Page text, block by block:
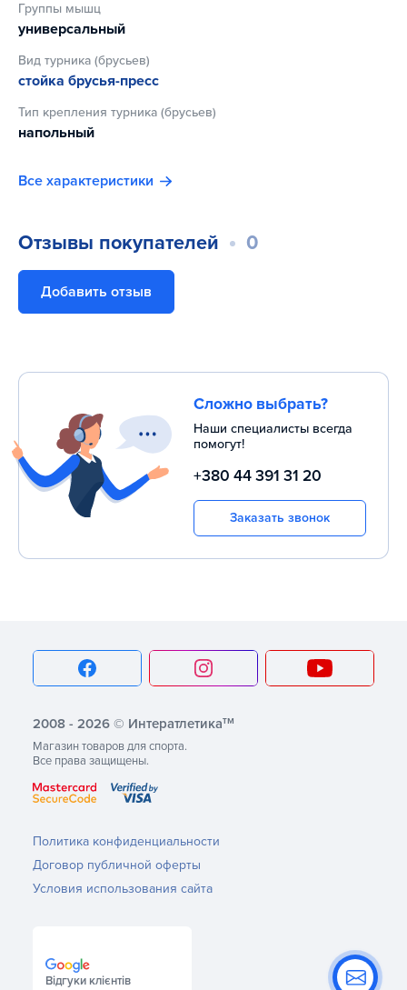
на сварные рамные конструкции гарантия – 10 лет;
на механическую часть тренажера гарантия – 3 года;
на трос гарантия – 2 года.
Возможен заказ данной позиции с разборной
Группы мышц
универсальный
Вид турника (брусьев)
стойка брусья-пресс
Тип крепления турника (брусьев)
напольный
Все характеристики
Отзывы покупателей 0
Добавить отзыв
Сложно выбрать?
Наши специалисты всегда
помогут!
+380 44 391 31 20
Заказать звонок
2008 - 2026 © Интератлетикатм
Магазин товаров для спорта.
Все права защищены.
Политика конфиденциальности
Договор публичной оферты
Условия использования сайта
Відгуки клієнтів